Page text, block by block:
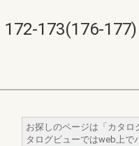
173(176-177)
お探しのページは「カタロ
タログビューではweb上で